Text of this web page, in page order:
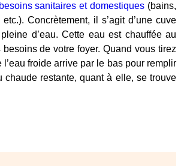
sanitaires et domestiques (bains,
Concrètement, il s’agit d’une cuve
d’eau. Cette eau est chauffée au
de votre foyer. Quand vous tirez
l’eau froide arrive par le bas pour remplir
chaude restante, quant à elle, se trouve